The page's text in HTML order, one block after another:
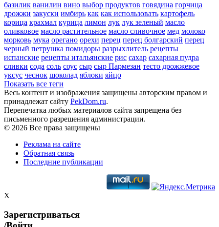
базилик ванилин вино выбор продуктов говядина горчица
дрожжи закуски имбирь как как использовать картофель
корица крахмал курица лимон лук лук зеленый масло
оливковое масло растительное масло сливочное мед молоко
морковь мука орегано орехи перец перец болгарский перец
черный петрушка помидоры разрыхлитель рецепты
испанские рецепты итальянские рис сахар сахарная пудра
сливки сода соль соус сыр сыр Пармезан тесто дрожжевое
уксус чеснок шоколад яблоки яйцо
Показать все теги
Весь контент и изображения защищены авторским правом и
принадлежат сайту PekDom.ru.
Перепечатка любых материалов сайта запрещена без
письменного разрешения администрации.
© 2026 Все права защищены
Реклама на сайте
Обратная связь
Последние публикации
X
Зарегистриваться